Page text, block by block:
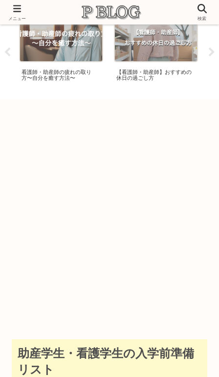
看護師・助産師の疲れの取り
方〜自分を癒す方法〜
【看護師・助産師】おすすめの
休日の過ごし方
助産学生・看護学生の入学前準備
リスト
メニュー 検索